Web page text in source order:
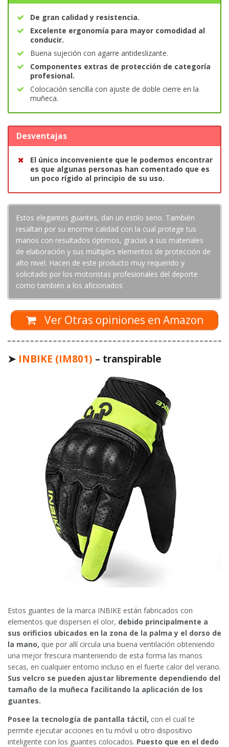
De gran calidad y resistencia.
Excelente ergonomía para mayor comodidad al
conducir.
Buena sujeción con agarre antideslizante.
Componentes extras de protección de categoría
profesional.
Colocación sencilla con ajuste de doble cierre en la
muñeca.
Desventajas
El único inconveniente que le podemos encontrar
es que algunas personas han comentado que es
un poco rígido al principio de su uso.
Estos elegantes guantes, dan un estilo serio. También
resaltan por su enorme calidad con la cual protege tus
manos con resultados óptimos, gracias a sus materiales
de elaboración y sus múltiples elementos de protección de
alto nivel. Hacen de este producto muy requerido y
solicitado por los motoristas profesionales del deporte
como también a los aficionados
Ver Otras opiniones en Amazon
➤ INBIKE (IM801) – transpirable
Estos guantes de la marca INBIKE están fabricados con
elementos que dispersen el olor, debido principalmente a
sus orificios ubicados en la zona de la palma y el dorso de
la mano, que por allí circula una buena ventilación obteniendo
una mejor frescura manteniendo de esta forma las manos
secas, en cualquier entorno incluso en el fuerte calor del verano.
Sus velcro se pueden ajustar libremente dependiendo del
tamaño de la muñeca facilitando la aplicación de los
guantes.
Posee la tecnología de pantalla táctil, con el cual te
permite ejecutar acciones en tu móvil u otro dispositivo
inteligente con los guantes colocados. Puesto que en el dedo